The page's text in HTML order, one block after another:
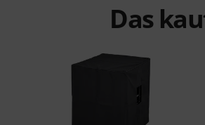
Das